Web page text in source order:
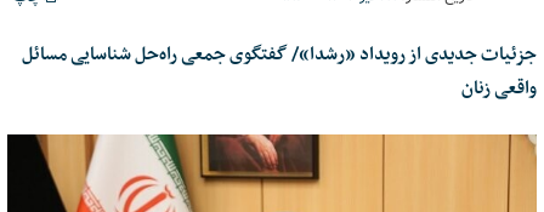
جزئیات جدیدی از رویداد «رشدا»/ گفتگوی جمعی راه‌حل شناسایی مسائل
واقعی زنان